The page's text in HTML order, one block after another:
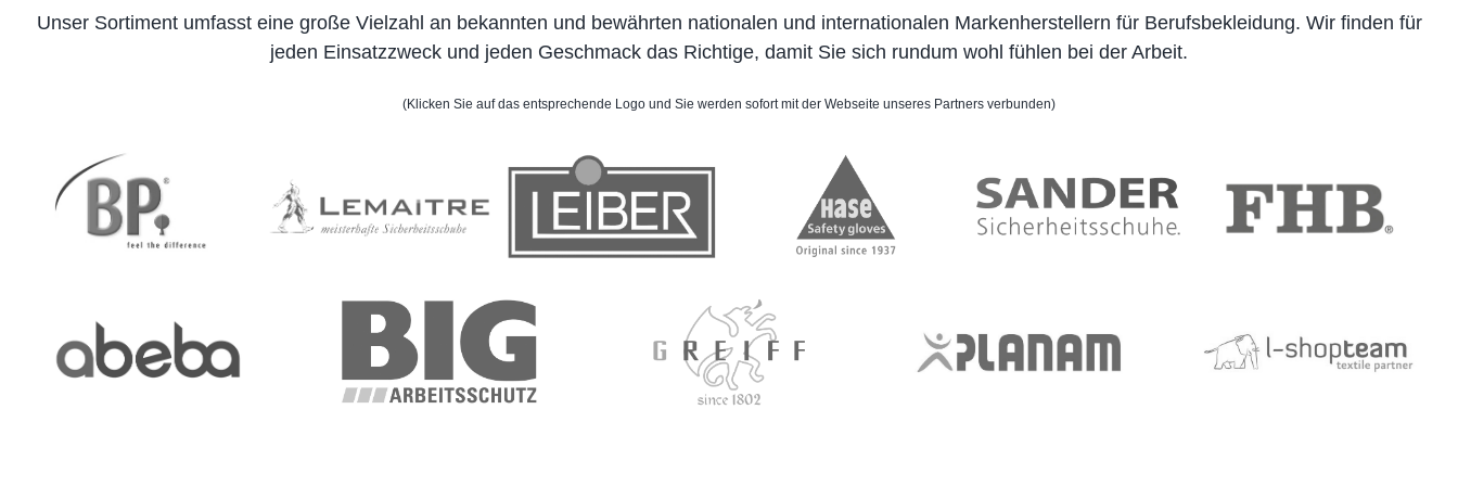
Unser Sortiment umfasst eine große Vielzahl an bekannten und bewährten nationalen und internationalen Markenherstellern für Berufsbekleidung. Wir finden für
jeden Einsatzzweck und jeden Geschmack das Richtige, damit Sie sich rundum wohl fühlen bei der Arbeit.
(Klicken Sie auf das entsprechende Logo und Sie werden sofort mit der Webseite unseres Partners verbunden)